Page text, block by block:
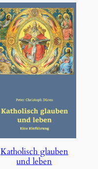
Katholisch glauben
und leben